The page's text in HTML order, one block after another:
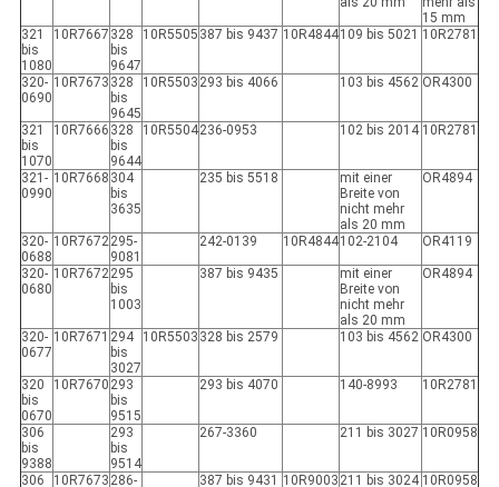
15 mm
321
bis
1080
10R7667 328
bis
9647
10R5505 387 bis 9437 10R4844109 bis 5021 10R2781
320-
0690
10R7673 328
bis
9645
10R5503 293 bis 4066 103 bis 4562 OR4300
321
bis
1070
10R7666 328
bis
9644
10R5504236-0953 102 bis 2014 10R2781
321-
0990
10R7668 304
bis
3635
235 bis 5518
mit einer
Breite von
nicht mehr
als 20 mm
OR4894
320-
0688
10R7672295-
9081
242-0139 10R4844102-2104 OR4119
320-
0680
10R7672295
bis
1003
387 bis 9435
mit einer
Breite von
nicht mehr
als 20 mm
OR4894
320-
0677
10R7671 294
bis
3027
10R5503 328 bis 2579 103 bis 4562 OR4300
320
bis
0670
10R7670 293
bis
9515
293 bis 4070 140-8993 10R2781
306
bis
9388
293
bis
9514
267-3360 211 bis 3027 10R0958
306
10R7673 286-
387 bis 9431 10R9003 211 bis 3024 10R0958